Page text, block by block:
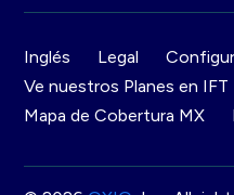
Inglés Legal
Ve nuestros Planes en IFT
Mapa de Cobertura MX